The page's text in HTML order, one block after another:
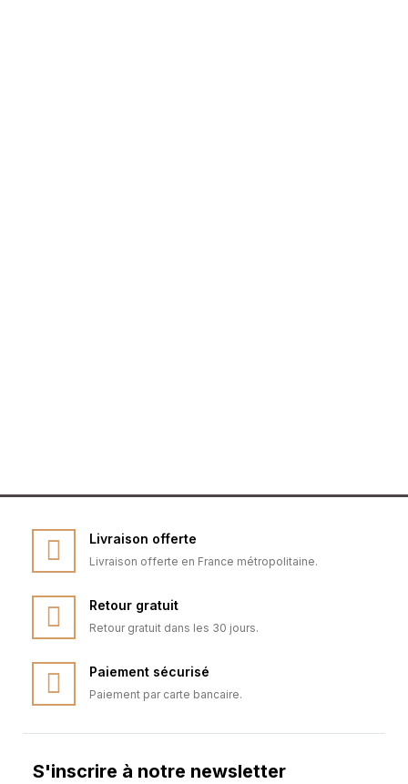
Livraison offerte
Livraison offerte en France métropolitaine.
Retour gratuit
Retour gratuit dans les 30 jours.
Paiement sécurisé
Paiement par carte bancaire.
S'inscrire à notre newsletter